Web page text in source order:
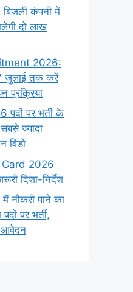
कंपनी में
दो लाख
2026:
जुलाई तक करें
प्रक्रिया
पर भर्ती के
ज्यादा
विंडो
2026
दिशा-निर्देश
नौकरी पाने का
पर भर्ती,
आवेदन